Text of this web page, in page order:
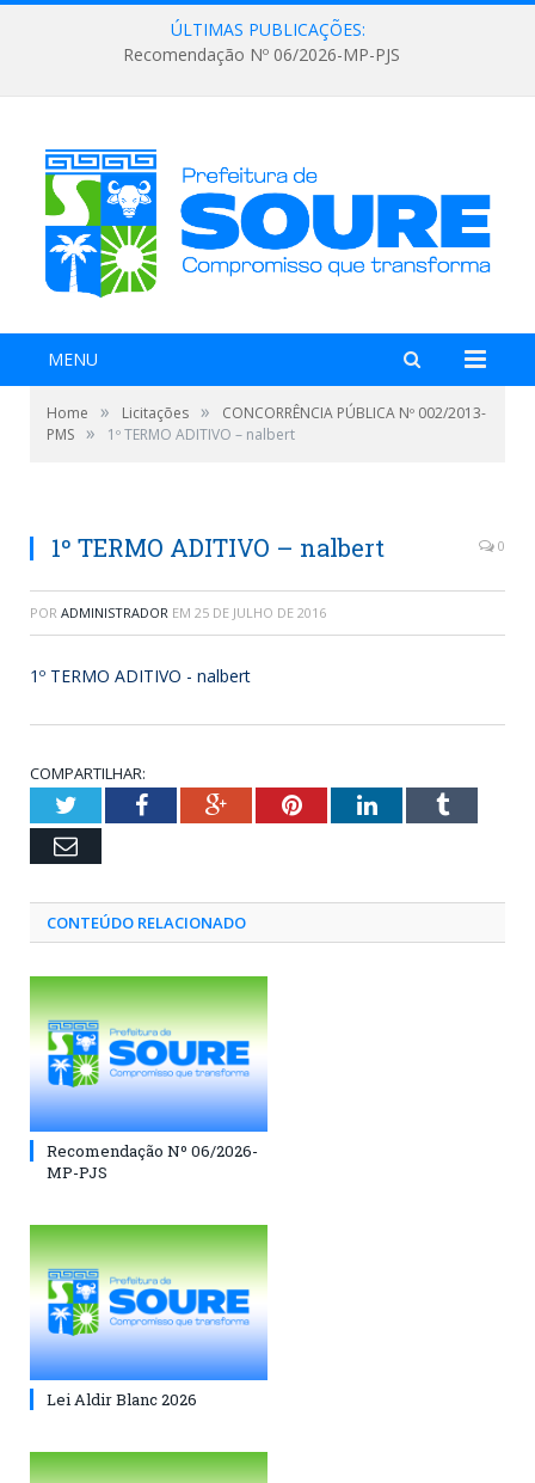
ÚLTIMAS PUBLICAÇÕES:
Recomendação Nº 06/2026-MP-PJS
MENU
Home » Licitações »
CONCORRÊNCIA PÚBLICA Nº 002/2013-
PMS » 1º TERMO ADITIVO – nalbert
1º TERMO ADITIVO – nalbert 0
POR ADMINISTRADOR EM 25 DE JULHO DE 2016
1º TERMO ADITIVO - nalbert
COMPARTILHAR:
TwitterFacebookGoogle+PinterestLinkedInTumblr
Email
CONTEÚDO RELACIONADO
Recomendação Nº 06/2026-
MP-PJS
Lei Aldir Blanc 2026